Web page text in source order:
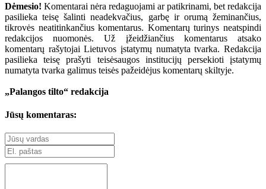
Dėmesio! Komentarai nėra redaguojami ar patikrinami, bet redakcija
pasilieka teisę šalinti neadekvačius, garbę ir orumą žeminančius,
tikrovės neatitinkančius komentarus. Komentarų turinys neatspindi
redakcijos nuomonės. Už įžeidžiančius komentarus atsako
komentarų rašytojai Lietuvos įstatymų numatyta tvarka. Redakcija
pasilieka teisę prašyti teisėsaugos institucijų persekioti įstatymų
numatyta tvarka galimus teisės pažeidėjus komentarų skiltyje.
„Palangos tilto“ redakcija
Jūsų komentaras: